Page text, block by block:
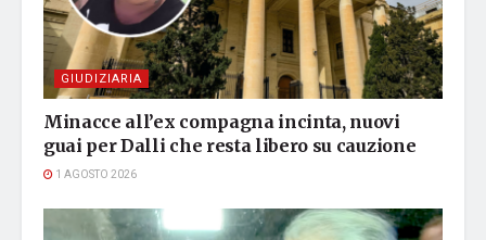
GIUDIZIARIA
Minacce all’ex compagna incinta, nuovi
guai per Dalli che resta libero su cauzione
1 AGOSTO 2026